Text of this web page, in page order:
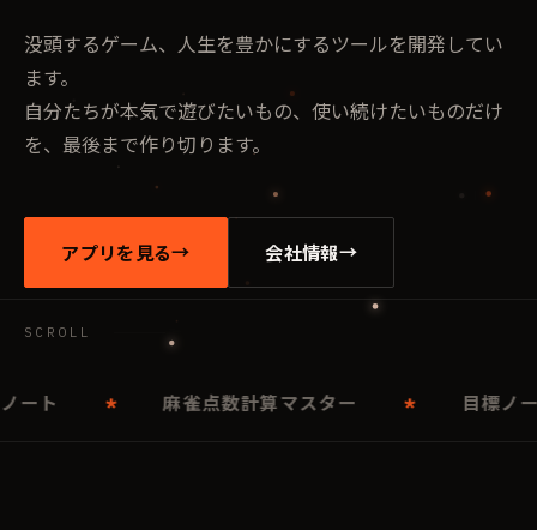
没頭するゲーム、人生を豊かにするツールを開発してい
ます。
自分たちが本気で遊びたいもの、使い続けたいものだけ
を、最後まで作り切ります。
アプリを見る→ 会社情報→
SCROLL
ト 麻雀点数計算マスター 目標ノート